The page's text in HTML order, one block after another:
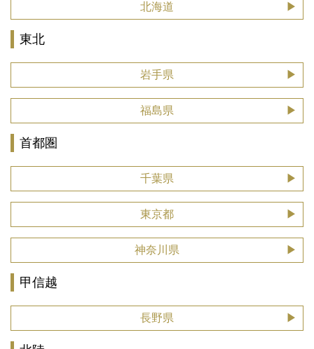
北海道
東北
岩手県
福島県
首都圏
千葉県
東京都
神奈川県
甲信越
長野県